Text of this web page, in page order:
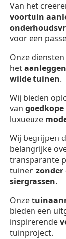
Van het
voortuin
voor een
Onze
het
wilde tuinen.
Wij bieden
van
luxueuze
Wij begrijpen
belangrijke
transparante
tuinen zonder
siergrassen.
Onze
bieden een
inspirerende
tuinproject.